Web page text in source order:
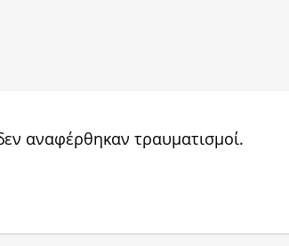
αναφέρθηκαν τραυματισμοί.